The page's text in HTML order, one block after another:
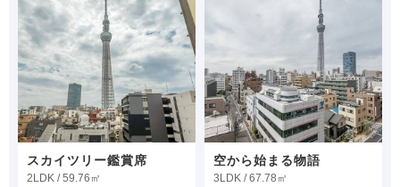
スカイツリー鑑賞席
2LDK / 59.76㎡
空から始まる物語
3LDK / 67.78㎡